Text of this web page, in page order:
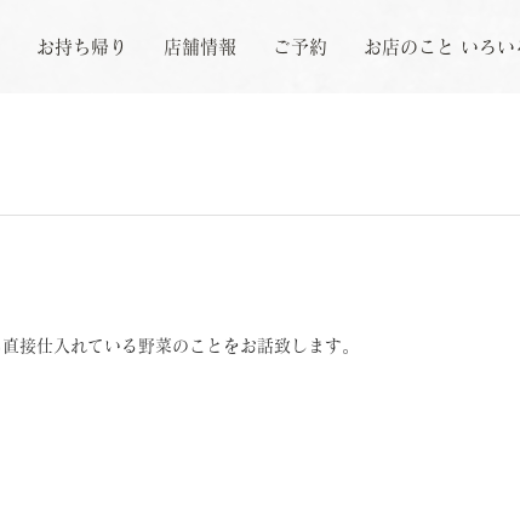
お持ち帰り 店舗情報 ご予約 お店のこと いろい
接仕入れている野菜のことをお話致します。